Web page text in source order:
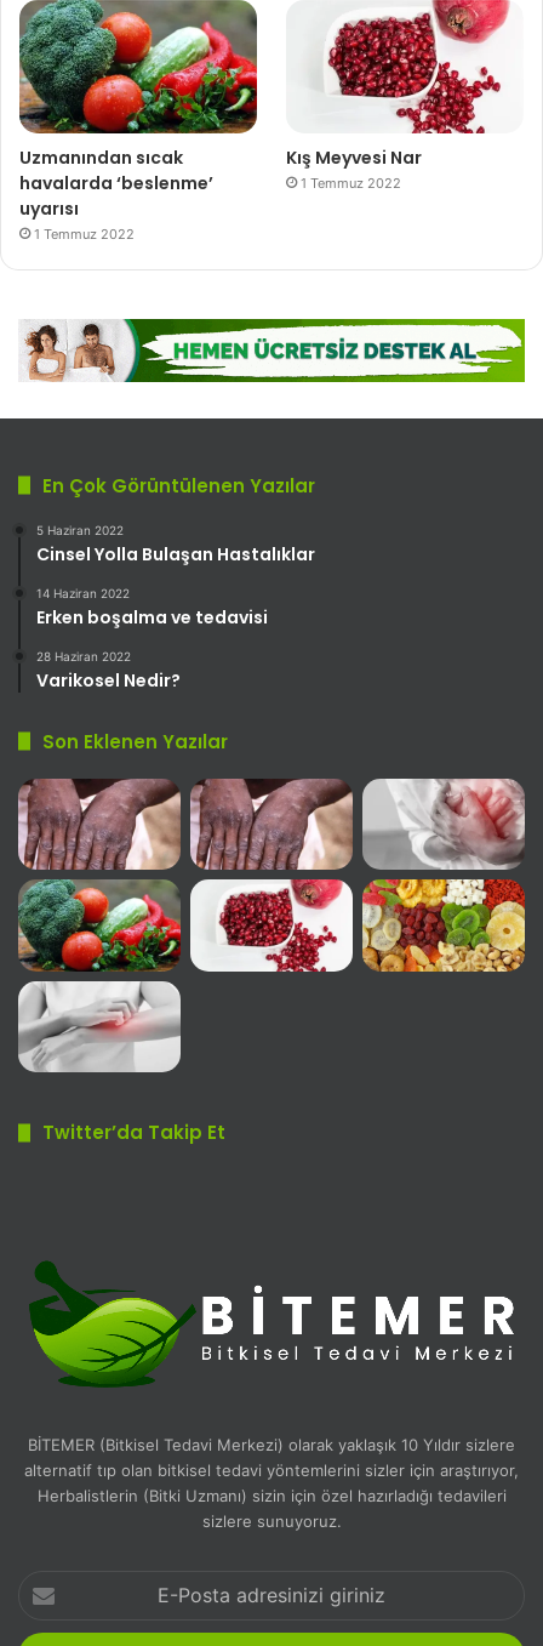
Uzmanından sıcak
havalarda ‘beslenme’
uyarısı
1 Temmuz 2022
Kış Meyvesi Nar
1 Temmuz 2022
En Çok Görüntülenen Yazılar
5 Haziran 2022
Cinsel Yolla Bulaşan Hastalıklar
14 Haziran 2022
Erken boşalma ve tedavisi
28 Haziran 2022
Varikosel Nedir?
Son Eklenen Yazılar
Twitter’da Takip Et
BİTEMER (Bitkisel Tedavi Merkezi) olarak yaklaşık 10 Yıldır sizlere
alternatif tıp olan bitkisel tedavi yöntemlerini sizler için araştırıyor,
Herbalistlerin (Bitki Uzmanı) sizin için özel hazırladığı tedavileri
sizlere sunuyoruz.
Posta
adresinizi